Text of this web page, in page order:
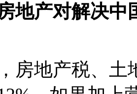
地产对解决
房地产税、土